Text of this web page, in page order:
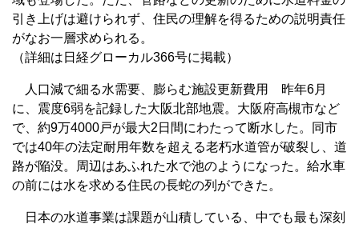
引き上げは避けられず、住民の理解を得るための説明責任
がなお一層求められる。
（詳細は日経グローカル366号に掲載）
人口減で細る水需要、膨らむ施設更新費用 昨年6月
に、震度6弱を記録した大阪北部地震。大阪府高槻市など
で、約9万4000戸が最大2日間にわたって断水した。同市
では40年の法定耐用年数を超える老朽水道管が破裂し、道
路が陥没。周辺はあふれた水で池のようになった。給水車
の前には水を求める住民の長蛇の列ができた。
日本の水道事業は課題が山積している、中でも最も深刻